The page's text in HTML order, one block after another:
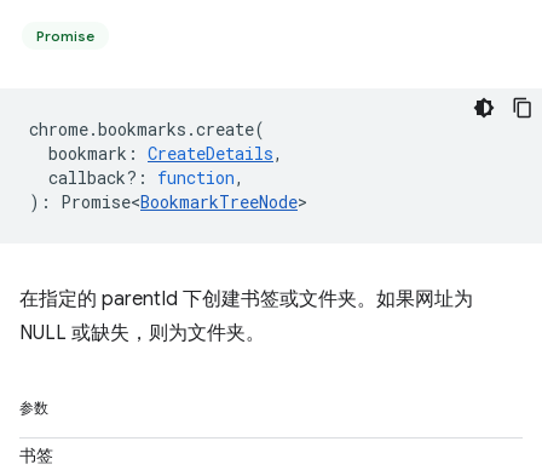
Promise
chrome.bookmarks .create(
bookmark : CreateDetails,
callback? : function,
) : Promise<BookmarkTreeNode>
在指定的 parentId 下创建书签或文件夹。如果网址为
NULL 或缺失，则为文件夹。
参数
书签